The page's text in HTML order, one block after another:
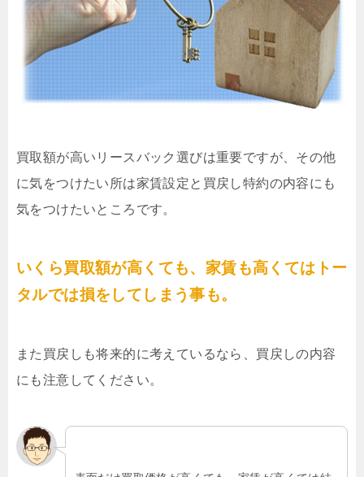
買取額が高いリースバック選びは重要ですが、その他
に気をつけたい所は家賃設定と買戻し特約の内容にも
気をつけたいところです。
いくら買取額が高くても、家賃も高くてはトー
タルでは損をしてしまう事も。
また買戻しも将来的に考えているなら、買戻しの内容
にも注意してください。